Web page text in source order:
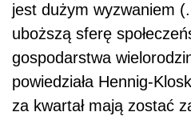
jest dużym wyzwaniem
uboższą sferę
gospodarstwa
powiedziała Hennig-
za kwartał mają zostać